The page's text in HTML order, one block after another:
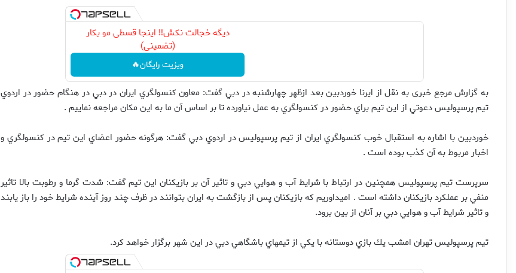
دیگه خجالت نکش‼️ اینجا قسطی مو بکار
(تضمینی)
ویزیت رایگان🔥
به گزارش مرجع خبری به نقل از ایرنا خوردبین بعد ازظهر چهارشنبه در دبي گفت: معاون كنسولگري ايران در دبي در هنگام حضور در اردوي
تيم پرسپولیس دعوتي از اين تيم براي حضور در كنسولگري به عمل نياورده تا بر اساس آن ما به اين مكان مراجعه نماييم .
خوردبين با اشاره به استقبال خوب كنسولگري ايران از تيم پرسپولیس در اردوي دبي گفت: هرگونه حضور اعضاي اين تيم در كنسولگري و
اخبار مربوط به آن كذب بوده است .
سرپرست تيم پرسپولیس همچنين در ارتباط با شرايط آب و هوايي دبي و تاثير آن بر بازيكنان اين تيم گفت: شدت گرما و رطوبت بالا تاثير
منفي بر عملكرد بازيكنان داشته است . اميداوريم كه بازيكنان پس از بازگشت به ايران بتوانند در ظرف چند روز آينده شرايط خود را باز يابند
و تاثير شرايط آب و هوايي دبي بر آنان از بين برود.
تيم پرسپولیس تهران امشب يك بازي دوستانه با يكي از تيمهاي باشگاهي دبي در اين شهر برگزار خواهد كرد.